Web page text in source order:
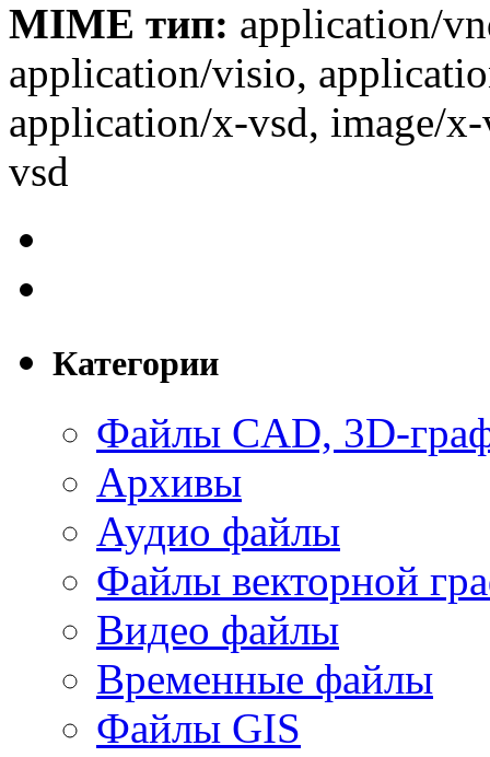
MIME тип: application/
application/visio,
application/x-vsd, image/
vsd
Категории
Файлы CAD, 3D-
Архивы
Аудио файлы
Файлы векторной
Видео файлы
Временные файлы
Файлы GIS